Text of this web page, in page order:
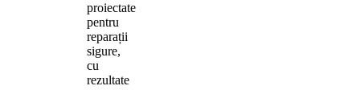
proiectate
pentru
reparații
sigure,
cu
rezultate